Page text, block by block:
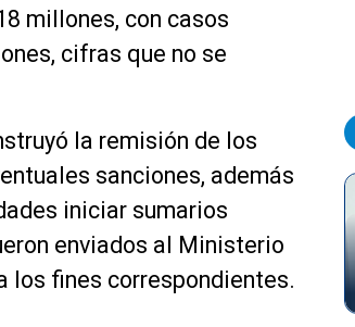
millones, con casos
cifras que no se
la remisión de los
sanciones, además
iniciar sumarios
enviados al Ministerio
los fines correspondientes.